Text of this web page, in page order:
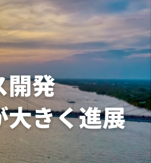
ベトナム企業
ベトナム企業動向
スタートアップ企業
ベトナム業界地図